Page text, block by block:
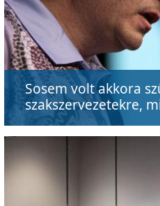
Sosem volt akkora
szakszervezetekre,